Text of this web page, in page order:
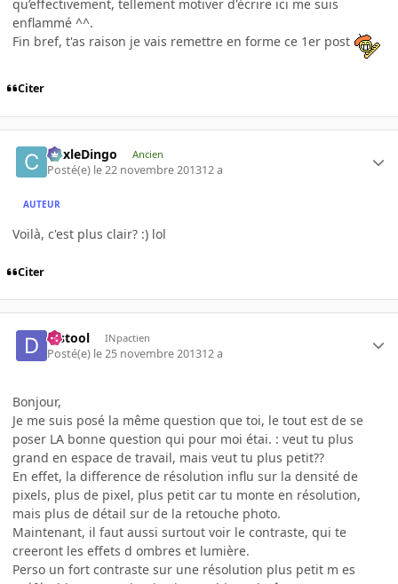
qu’effectivement, tellement motiver d'écrire ici me suis
enflammé ^^.
Fin bref, t'as raison je vais remettre en forme ce 1er post
Citer
CoxleDingo Ancien
Posté(e) le 22 novembre 201312 a
AUTEUR
Voilà, c'est plus clair? :) lol
Citer
djstool INpactien
Posté(e) le 25 novembre 201312 a
Bonjour,
Je me suis posé la même question que toi, le tout est de se
poser LA bonne question qui pour moi étai. : veut tu plus
grand en espace de travail, mais veut tu plus petit??
En effet, la difference de résolution influ sur la densité de
pixels, plus de pixel, plus petit car tu monte en résolution,
mais plus de détail sur de la retouche photo.
Maintenant, il faut aussi surtout voir le contraste, qui te
creeront les effets d ombres et lumière.
Perso un fort contraste sur une résolution plus petit m es